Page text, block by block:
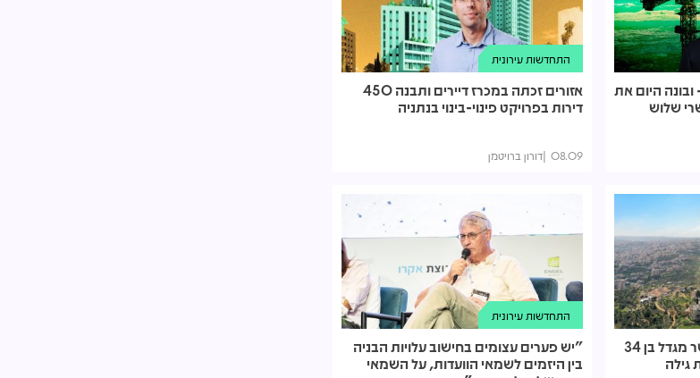
היום את
שלוש
התחדשות עירונית
אזורים זכתה במכרז דיירים ותבנה 450
דירות בפרויקט פינוי-בינוי בנתניה
08.09 דורון ברויטמן
י-ם ממשיכה להתחדש: אושר מגדל בן 34
התחדשות עירונית
"יש פערים עצומים בחישוב עלויות הבניה
בין היזמים לשמאי הוועדות, על השמאי